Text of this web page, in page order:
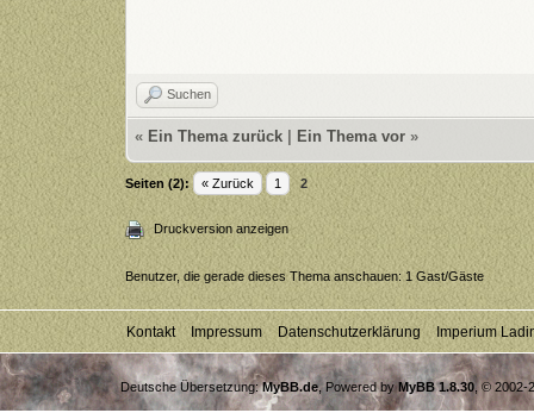
Suchen
« Ein Thema zurück| Ein Thema vor»
Seiten (2): « Zurück 1 2
Druckversion anzeigen
Benutzer, die gerade dieses Thema anschauen: 1 Gast/Gäste
Kontakt Impressum Datenschutzerklärung Imperium
Deutsche Übersetzung:MyBB.de, Powered byMyBB 1.8.30, © 2002-